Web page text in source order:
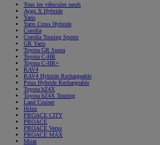
Tous les véhicules neufs
Aygo X Hybride
Yaris
Yaris Cross Hybride
Corolla
Corolla Touring Sports
GR Yaris
Toyota GR Supra
Toyota C-HR
Toyota C-HR+
RAV4
RAV4 Hybride Rechargeable
Prius Hybride Rechargeable
Toyota bZ4X
Toyota bZ4X Touring
Land Cruiser
Hilux
PROACE CITY
PROACE
PROACE Verso
PROACE MAX
Mirai